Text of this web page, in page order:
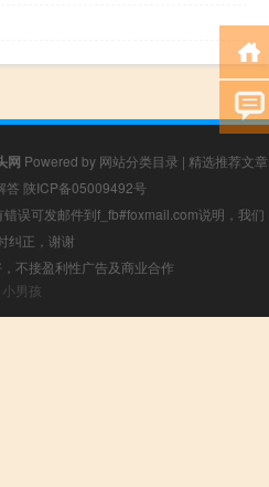
网 Powered by 网站分类目录 | 精选推荐文章
答 陕ICP备05009492号
误可发邮件到f_fb#foxmail.com说明，我们
纠正，谢谢
不接盈利性广告及商业合作
小男孩